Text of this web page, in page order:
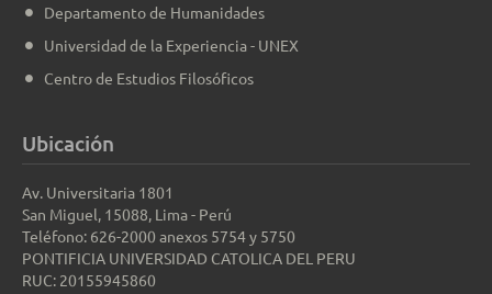
Departamento de Humanidades
Universidad de la Experiencia - UNEX
Centro de Estudios Filosóficos
Ubicación
Av. Universitaria 1801
San Miguel, 15088, Lima - Perú
Teléfono: 626-2000 anexos 5754 y 5750
PONTIFICIA UNIVERSIDAD CATOLICA DEL PERU
RUC: 20155945860